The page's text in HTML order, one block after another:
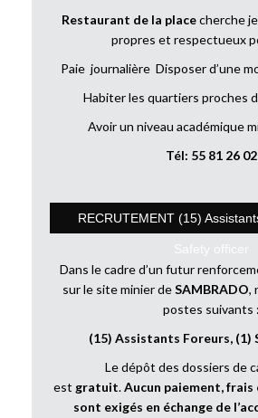
Restaurant de la placecherche
propres et respectueux
Paie journalière Disposer d’une
Habiter les quartiers proches
Avoir un niveau académique
Tél: 55 81 26 02
RECRUTEMENT (15)
Safety officer
Dans le cadre d’un futur
sur le site minier deSAMBRADO,
postes suivants :
(15) Assistants Foreurs, (1)
Le dépôt des dossiers de
est gratuit.Aucun paiement,
sont exigés en échange de